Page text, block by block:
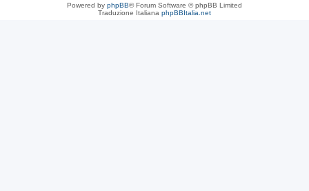
Powered by phpBB® Forum Software © phpBB Limited
Traduzione Italiana phpBBItalia.net